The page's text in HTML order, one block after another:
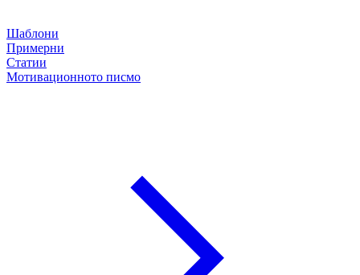
Шаблони
Примерни
Статии
Мотивационното писмо